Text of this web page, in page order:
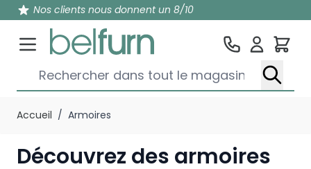
Nos clients nous donnent un 8/10
Rechercher dans tout le magasin...
Accueil / Armoires
Découvrez des armoires